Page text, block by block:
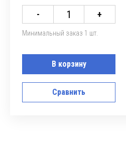
- +
Минимальный заказ 1 шт.
В корзину
Сравнить